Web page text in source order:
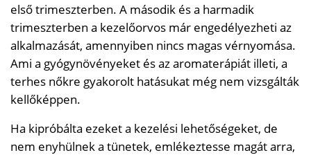
első trimeszterben. A második és a harmadik
trimeszterben a kezelőorvos már engedélyezheti az
alkalmazását, amennyiben nincs magas vérnyomása.
Ami a gyógynövényeket és az aromaterápiát illeti, a
terhes nőkre gyakorolt ​​hatásukat még nem vizsgálták
kellőképpen.
Ha kipróbálta ezeket a kezelési lehetőségeket, de
nem enyhülnek a tünetek, emlékeztesse magát arra,